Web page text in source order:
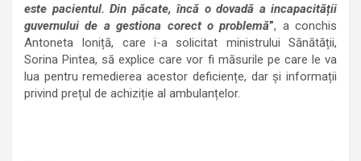
este pacientul. Din păcate, încă o dovadă a incapacității
guvernului de a gestiona corect o problemă”, a conchis
Antoneta Ioniță, care i-a solicitat ministrului Sănătății,
Sorina Pintea, să explice care vor fi măsurile pe care le va
lua pentru remedierea acestor deficiențe, dar și informații
privind prețul de achiziție al ambulanțelor.